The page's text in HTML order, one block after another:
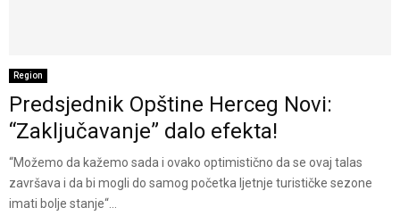
Region
Predsjednik Opštine Herceg Novi:
“Zaključavanje” dalo efekta!
“Možemo da kažemo sada i ovako optimistično da se ovaj talas
završava i da bi mogli do samog početka ljetnje turističke sezone
imati bolje stanje“...